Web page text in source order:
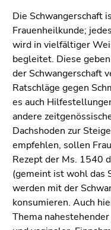
Die Schwangerschaft
Frauenheilkunde;
wird in vielfältiger
begleitet. Diese
der Schwangerschaft
Ratschläge gegen
es auch
andere
Dachshoden zur
empfehlen, sollen
Rezept der Ms. 1540
(gemeint ist wohl das
werden mit der
konsumieren. Auch
Thema